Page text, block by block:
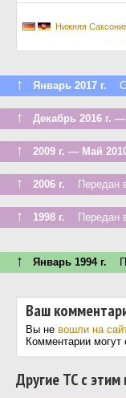
Нижняя
↑ Январь 2017 г.
↑ Декабрь 2016 г.
↑ 2009 г. — Май
↑ 2006 г. Передан в
↑ 1998 г. Передан в
↑ Январь 1994 г.
Ваш
Вы не вошли на
Комментарии могут
Другие ТС с